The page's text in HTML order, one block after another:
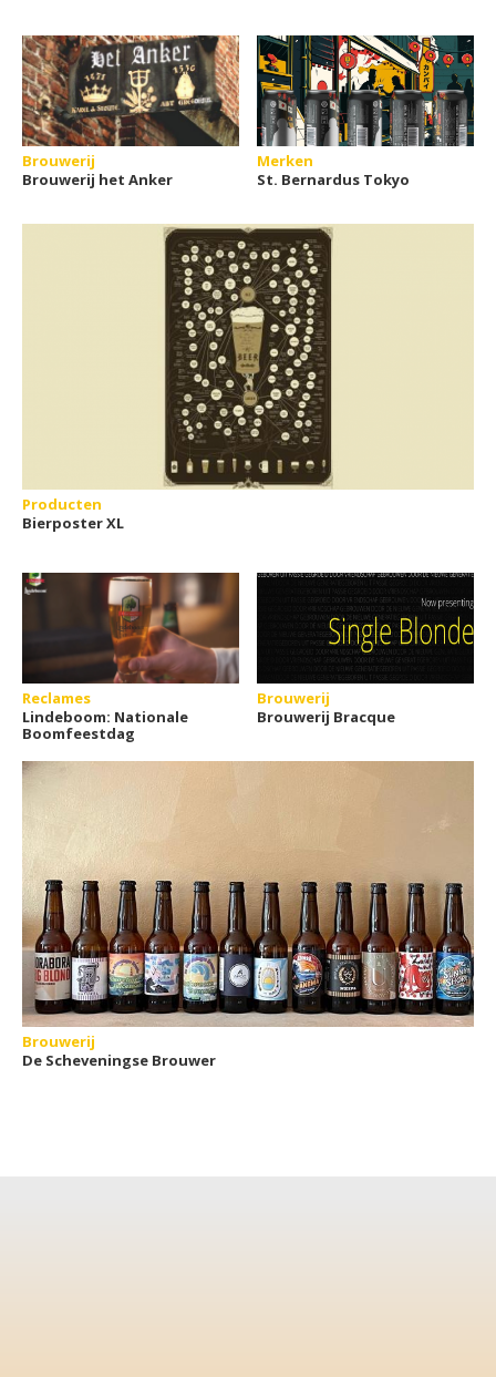
Brouwerij
Brouwerij het Anker
Merken
St. Bernardus Tokyo
Producten
Bierposter XL
Reclames
Lindeboom: Nationale
Boomfeestdag
Brouwerij
Brouwerij Bracque
Brouwerij
De Scheveningse Brouwer